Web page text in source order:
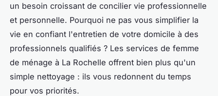
un besoin croissant de concilier vie professionnelle
et personnelle. Pourquoi ne pas vous simplifier la
vie en confiant l'entretien de votre domicile à des
professionnels qualifiés ? Les services de femme
de ménage à La Rochelle offrent bien plus qu'un
simple nettoyage : ils vous redonnent du temps
pour vos priorités.